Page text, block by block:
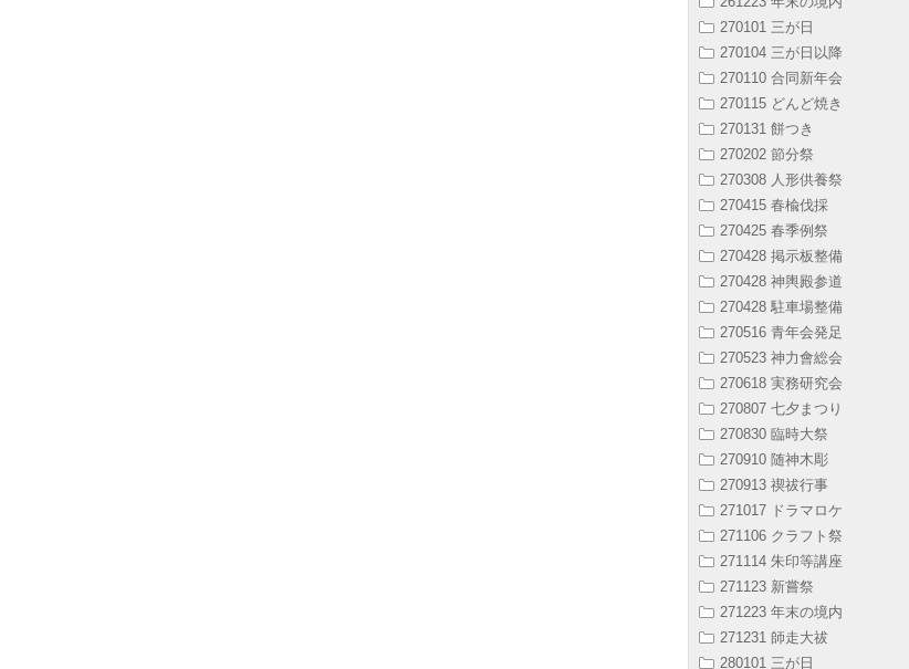
270101 三が日
270104 三が日以降
270110 合同新年会
270115 どんど焼き
270131 餅つき
270202 節分祭
270308 人形供養祭
270415 春楡伐採
270425 春季例祭
270428 掲示板整備
270428 神輿殿参道
270428 駐車場整備
270516 青年会発足
270523 神力會総会
270618 実務研究会
270807 七夕まつり
270830 臨時大祭
270910 随神木彫
270913 禊祓行事
271017 ドラマロケ
271106 クラフト祭
271114 朱印等講座
271123 新嘗祭
271223 年末の境内
271231 師走大祓
280101 三が日